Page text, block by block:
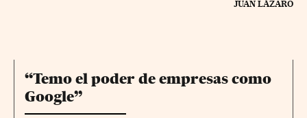
JUAN LÁZARO
“Temo el poder de empresas como
Google”